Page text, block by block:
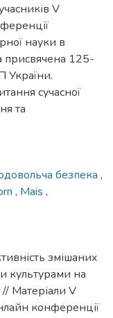
V
науки в
присвячена 125-
України.
сучасної
та
безпека ,
, Mais ,
змішаних
культурами на
// Матеріали V
конференції